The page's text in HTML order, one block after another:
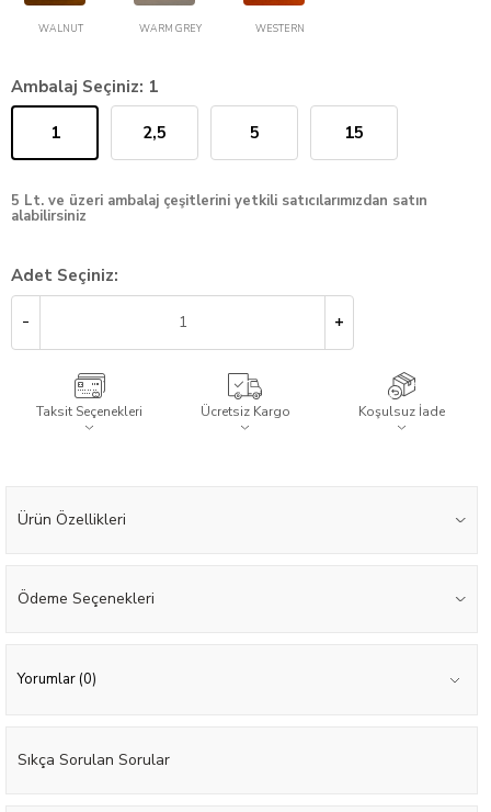
WALNUT WARM GREY WESTERN
Ambalaj Seçiniz: 1
1 2,5 5 15
5 Lt. ve üzeri ambalaj çeşitlerini yetkili satıcılarımızdan satın
alabilirsiniz
Adet Seçiniz:
Taksit Seçenekleri Ücretsiz Kargo Koşulsuz İade
Ürün Özellikleri
Ödeme Seçenekleri
Yorumlar (0)
Sıkça Sorulan Sorular